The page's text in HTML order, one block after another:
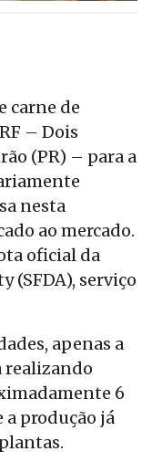
carne de
– Dois
(PR) – para a
nesta
ao mercado.
oficial da
(SFDA), serviço
apenas a
realizando
6
produção já